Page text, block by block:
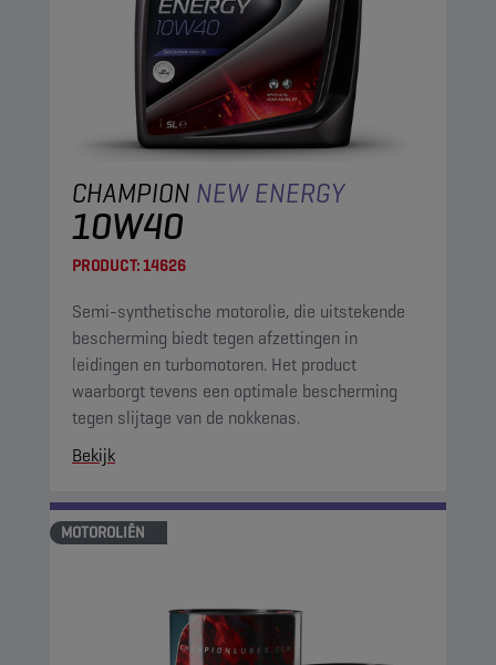
CHAMPION NEW ENERGY
10W40
PRODUCT:14626
Semi-synthetische motorolie, die uitstekende
bescherming biedt tegen afzettingen in
leidingen en turbomotoren. Het product
waarborgt tevens een optimale bescherming
tegen slijtage van de nokkenas.
Bekijk
MOTOROLIËN